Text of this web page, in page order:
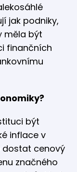
jak podniky,
měla být
finančních
být
inflace v
dostat cenový
značného